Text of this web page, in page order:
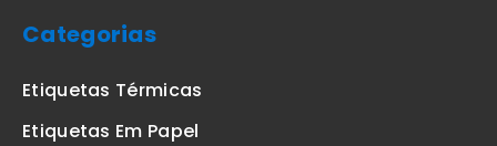
Categorias
Etiquetas Térmicas
Etiquetas Em Papel